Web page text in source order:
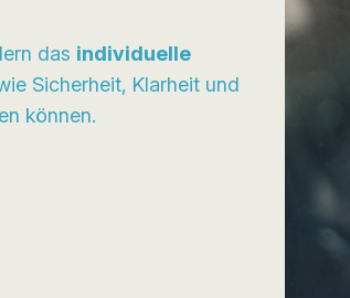
das individuelle
Sicherheit, Klarheit und
können.